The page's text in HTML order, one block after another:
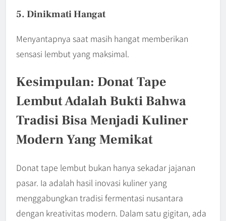
5. Dinikmati Hangat
Menyantapnya saat masih hangat memberikan
sensasi lembut yang maksimal.
Kesimpulan: Donat Tape
Lembut Adalah Bukti Bahwa
Tradisi Bisa Menjadi Kuliner
Modern Yang Memikat
Donat tape lembut bukan hanya sekadar jajanan
pasar. Ia adalah hasil inovasi kuliner yang
menggabungkan tradisi fermentasi nusantara
dengan kreativitas modern. Dalam satu gigitan, ada